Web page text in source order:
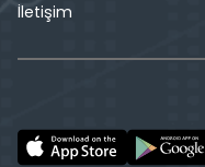
İletişim